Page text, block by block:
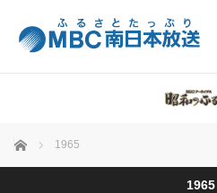
ホーム 1965
1965